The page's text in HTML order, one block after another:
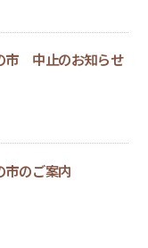
市 中止のお知らせ
市のご案内